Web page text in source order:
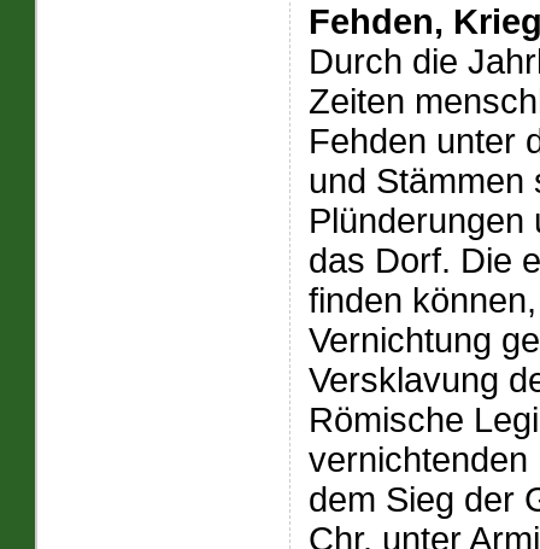
Fehden,
Durch die
Zeiten
Fehden unter
und Stämmen
Plünderungen
das Dorf. Die
finden
Vernichtung
Versklavung
Römische
vernichtenden
dem Sieg der
Chr. unter